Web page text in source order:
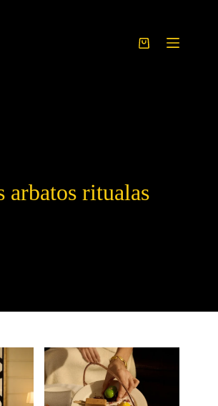
Shopping
arbatos ritualas